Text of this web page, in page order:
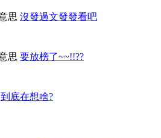
沒發過文發發看吧
要放榜了~~!!??
到底在想啥?